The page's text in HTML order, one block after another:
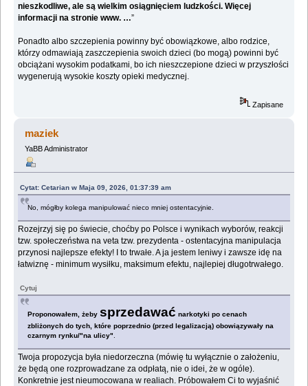
nieszkodliwe, ale są wielkim osiągnięciem ludzkości. Więcej
informacji na stronie www. …”
Ponadto albo szczepienia powinny być obowiązkowe, albo rodzice,
którzy odmawiają zaszczepienia swoich dzieci (bo mogą) powinni być
obciążani wysokim podatkami, bo ich nieszczepione dzieci w przyszłości
wygenerują wysokie koszty opieki medycznej.
Zapisane
maziek
YaBB Administrator
Cytat: Cetarian w Maja 09, 2026, 01:37:39 am
No, mógłby kolega manipulować nieco mniej ostentacyjnie.
Rozejrzyj się po świecie, choćby po Polsce i wynikach wyborów, reakcji
tzw. społeczeństwa na veta tzw. prezydenta - ostentacyjna manipulacja
przynosi najlepsze efekty! I to trwałe. A ja jestem leniwy i zawsze idę na
łatwiznę - minimum wysiłku, maksimum efektu, najlepiej długotrwałego.
Cytuj
Proponowałem, żebysprzedawać narkotyki po cenach
zbliżonych do tych, które poprzednio (przed legalizacją) obowiązywały na
czarnym rynku/"na ulicy"
Twoja propozycja była niedorzeczna (mówię tu wyłącznie o założeniu,
że będą one rozprowadzane za odpłatą, nie o idei, że w ogóle).
Konkretnie jest nieumocowana w realiach. Próbowałem Ci to wyjaśnić